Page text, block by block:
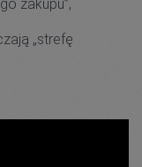
zakupu”,
„strefę